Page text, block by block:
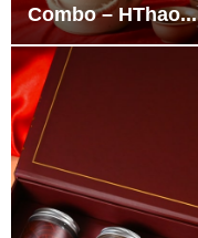
Combo – HThao...